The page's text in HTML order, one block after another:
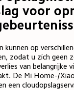
voor
kunnen op
zodat u zich geen
van belangrijke
De Mi Home-/
een